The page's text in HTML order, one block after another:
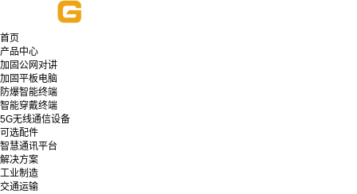
首页
产品中心
加固公网对讲
加固平板电脑
防爆智能终端
智能穿戴终端
5G无线通信设备
可选配件
智慧通讯平台
解决方案
工业制造
交通运输